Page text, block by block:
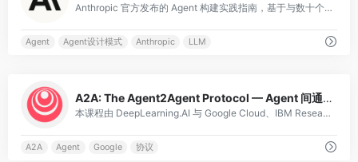
Anthropic 官方发布的 Agent 构建实践指南，基于与数十个团队合作开发 LLM Agent 的一手经验总结。核心观点：最成功的实现使用简单、可组合的模式而非复杂框架。指南覆盖：Agent 与工作流的选型决策（何时用 Workfl
Agent Agent设计模式 Anthropic LLM
A2A: The Agent2Agent Protocol — Agent 间通信协议实战
本课程由 DeepLearning.AI 与 Google Cloud、IBM Research 联合推出，系统讲解 Google 于 2025 年 4 月发布并捐赠给 Linux 基金会的 Agent2Agent (A2A) 开放协议。课
A2A Agent Google 协议